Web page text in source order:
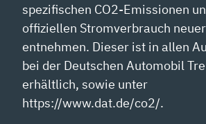
spezifischen CO2-Emissionen
offiziellen Stromverbrauch
entnehmen. Dieser ist in allen
bei der Deutschen Automobil
erhältlich, sowie unter
https://www.dat.de/co2/.